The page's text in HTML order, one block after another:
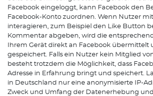
Facebook eingeloggt, kann Facebook den
Facebook-Konto zuordnen. Wenn Nutzer
interagieren, zum Beispiel den Like Button
Kommentar abgeben, wird die
Ihrem Gerät direkt an Facebook übermittelt
gespeichert. Falls ein Nutzer kein Mitglied
besteht trotzdem die Möglichkeit, dass
Adresse in Erfahrung bringt und speichert.
in Deutschland nur eine anonymisierte IP-
Zweck und Umfang der Datenerhebung